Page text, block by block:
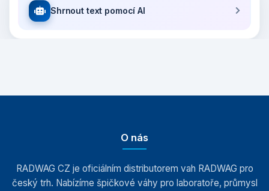
Shrnout text pomocí AI
O nás
RADWAG CZ je oficiálním distributorem vah RADWAG pro
český trh. Nabízíme špičkové váhy pro laboratoře, průmysl